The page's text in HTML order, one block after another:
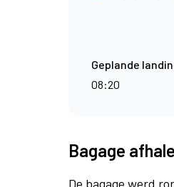
Geplande
08:20
Bagage
De bagage werd